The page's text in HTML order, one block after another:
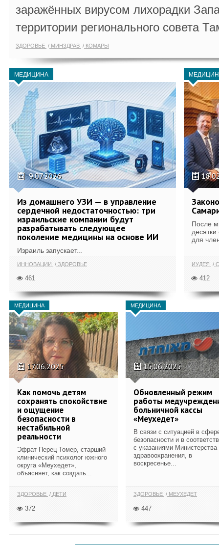
заражённых вирусом лихорадки
территории регионального совета
ЗДОРОВЬЕ МИНЗДРАВ КОМАРЫ
МЕДИЦИНА
9.07.2026
Из домашнего УЗИ — в управление
сердечной недостаточностью: три
израильские компании будут
разрабатывать следующее
поколение медицины на основе ИИ
Израиль запускает...
ИННОВАЦИИ ЗДОРОВЬЕ
461
После
для
ИУДЕЯ
412
МЕДИЦИНА
17.06.2025
Как помочь детям
сохранять спокойствие
и ощущение
безопасности в
нестабильной
реальности
Эфрат Перец-Томер, старший
клинический психолог южного
округа «Меухедет»,
объясняет, как создать...
ЗДОРОВЬЕ ДЕТИ
372
МЕДИЦИНА
15.06.2025
Обновленный режим
работы
больничной кассы
«Меухедет»
В связи с ситуацией в
безопасности и в
с указаниями Министерства
здравоохранения, в
воскресенье...
ЗДОРОВЬЕ МЕУХЕДЕТ
447